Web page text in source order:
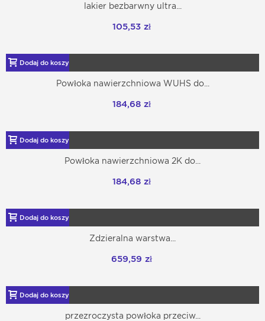
lakier bezbarwny ultra...
105,53 zł
Dodaj do koszyka
Powłoka nawierzchniowa WUHS do...
184,68 zł
Dodaj do koszyka
Powłoka nawierzchniowa 2K do...
184,68 zł
Dodaj do koszyka
Zdzieralna warstwa...
659,59 zł
Dodaj do koszyka
przezroczysta powłoka przeciw...